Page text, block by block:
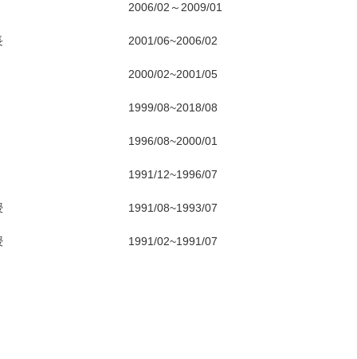
2006/02～2009/01
2001/06~2006/02
2000/02~2001/05
1999/08~2018/08
1996/08~2000/01
1991/12~1996/07
1991/08~1993/07
1991/02~1991/07